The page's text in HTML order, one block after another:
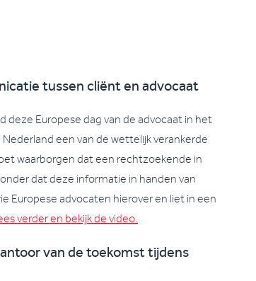
tussen cliënt en advocaat
deze Europese dag van de advocaat in het
een van de wettelijk verankerde
waarborgen dat een rechtzoekende in
dat deze informatie in handen van
Europese advocaten hierover en liet in een
verder en bekijk de video.
van de toekomst tijdens